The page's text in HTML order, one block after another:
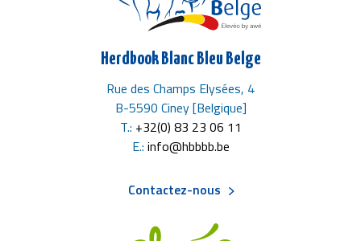
Herdbook Blanc Bleu Belge
Rue des Champs Elysées, 4
B-5590 Ciney [Belgique]
T.: +32(0) 83 23 06 11
E.: info@hbbbb.be
Contactez-nous